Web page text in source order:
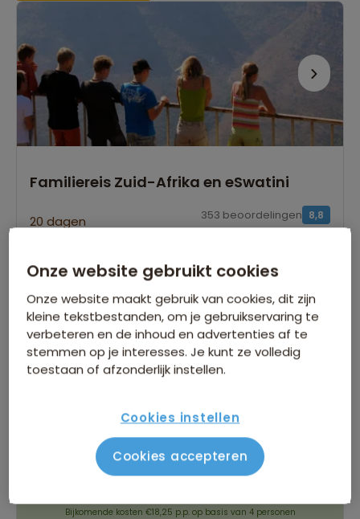
Familiereis Zuid-Afrika en eSwatini
20 dagen 8,8
353 beoordelingen
Op zoek naar wilde dieren tijdens een gamedrive
per 4x4 in Kruger NP
Wandelen of fietsen tussen zebra's, giraffen en
impala's
Gegarandeerd vertrek op:
20 dagen
vanaf 4.169 p.p.
Bekijk reis
Bijkomende kosten €18,25 p.p. op basis van 4 personen
Onze website gebruikt cookies
Onze website maakt gebruik van cookies, dit zijn
kleine tekstbestanden, om je gebruikservaring te
verbeteren en de inhoud en advertenties af te
stemmen op je interesses. Je kunt ze volledig
toestaan of afzonderlijk instellen.
Cookies instellen
Cookies accepteren